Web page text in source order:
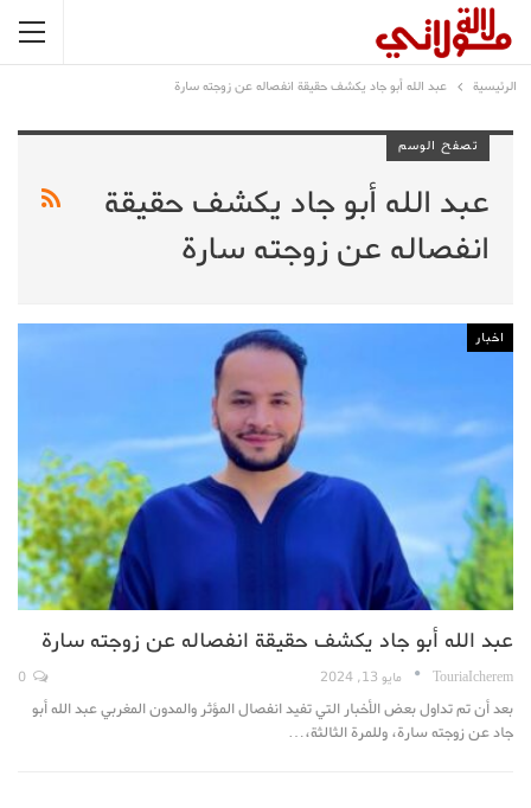
الرئيسية عبد الله أبو جاد يكشف حقيقة انفصاله عن زوجته سارة
تصفح الوسم
عبد الله أبو جاد يكشف حقيقة
انفصاله عن زوجته سارة
اخبار
عبد الله أبو جاد يكشف حقيقة انفصاله عن زوجته سارة
TouriaIcherem مايو 13, 2024
بعد أن تم تداول بعض الأخبار التي تفيد انفصال المؤثر والمدون المغربي عبد الله أبو
جاد عن زوجته سارة، وللمرة الثالثة،…